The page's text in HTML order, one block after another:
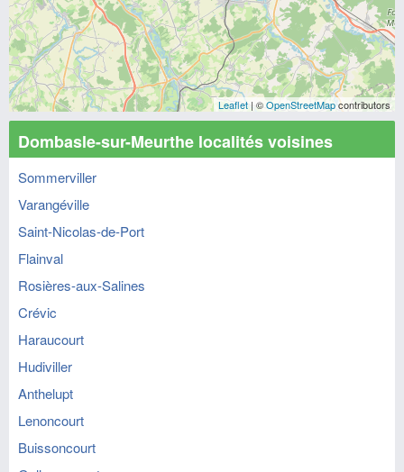
Leaflet | ©OpenStreetMapcontributors
Dombasle-sur-Meurthe localités voisines
Sommerviller
Varangéville
Saint-Nicolas-de-Port
Flainval
Rosières-aux-Salines
Crévic
Haraucourt
Hudiviller
Anthelupt
Lenoncourt
Buissoncourt